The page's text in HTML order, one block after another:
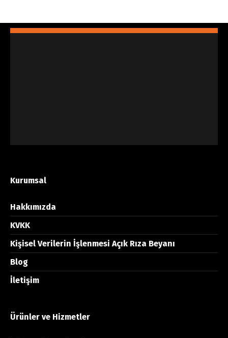
Kurumsal
Hakkımızda
KVKK
Kişisel Verilerin İşlenmesi Açık Rıza Beyanı
Blog
İletişim
Ürünler ve Hizmetler